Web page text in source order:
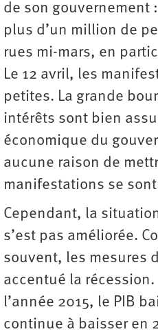
de son gouvernement
plus d’un million de
rues mi-mars, en
Le 12 avril, les
petites. La grande
intérêts sont bien
économique du
aucune raison de
manifestations se
Cependant, la
s’est pas améliorée.
souvent, les mesures
accentué la
l’année 2015, le PIB
continue à baisser en